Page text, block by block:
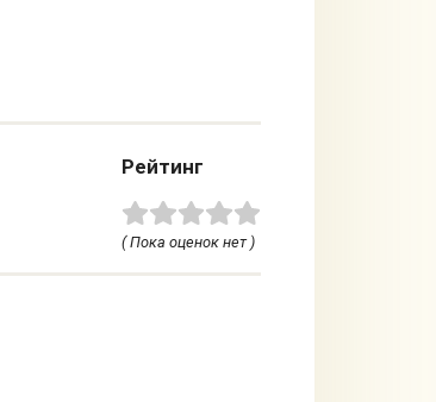
Рейтинг
( Пока оценок нет )